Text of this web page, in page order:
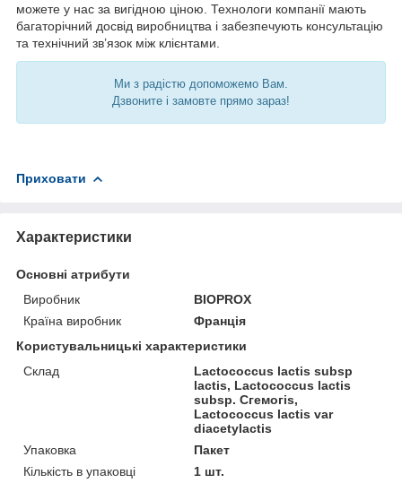
можете у нас за вигідною ціною. Технологи компанії мають
багаторічний досвід виробництва і забезпечують консультацію
та технічний зв’язок між клієнтами.
Ми з радістю допоможемо Вам.
Дзвоните і замовте прямо зараз!
Приховати
Характеристики
Основні атрибути
Виробник
BIOPROX
Країна виробник
Франція
Користувальницькі характеристики
Склад
Lactococcus lactis subsp
lactis, Lactococcus lactis
subsp. Сгемогіѕ,
Lactococcus lactis var
diacetylactis
Упаковка
Пакет
Кількість в упаковці
1 шт.